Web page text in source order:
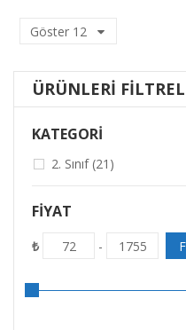
Göster 12
ÜRÜNLERI
KATEGORİ
2. Sınıf (21)
FIYAT
₺ 72 - 1755